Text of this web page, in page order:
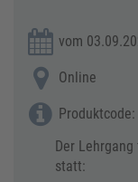
vom
Online
Der
statt: